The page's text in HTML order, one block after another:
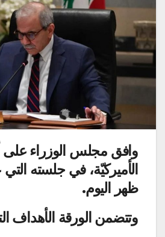
وافق مجلس الوزراء على
الأميركيّة، في جلسته
ظهر اليوم.
وتتضمن الورقة الأهداف